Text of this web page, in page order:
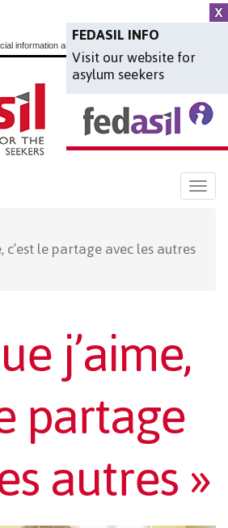
FEDASIL INFO
Visit our website for
asylum seekers
information and services:
c’est le partage avec les autres
j’aime,
partage
autres »